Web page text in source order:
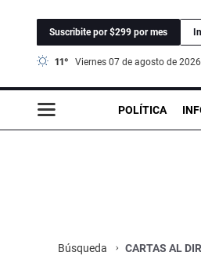
Suscribite por $299 por mes
11° viernes 07 de agosto de 2026
POLÍTICA
Búsqueda CARTAS AL